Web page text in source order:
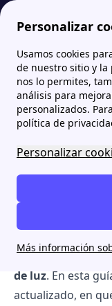
Personalizar
Usamos cookies
de nuestro sitio y la
nos lo permites,
análisis para
personalizados.
política de
Personalizar
Más información
Papernest.es More
Tarifa
la luz
cómo
Latarifa PVPC
Consumidor) es
de electricidad en
requisito
de luz. En esta
actualizado, en